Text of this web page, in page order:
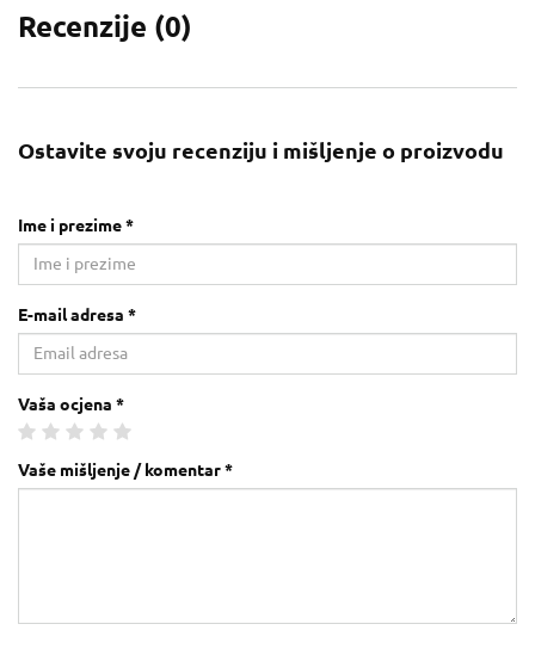
Recenzije (0)
Ostavite svoju recenziju i mišljenje o proizvodu
Ime i prezime *
E-mail adresa *
Vaša ocjena *
Vaše mišljenje / komentar *